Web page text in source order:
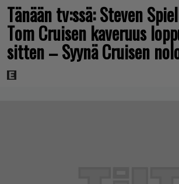
Tänään tv:ssä: Steven
Tom Cruisen kaveruus
sitten – Syynä Cruisen